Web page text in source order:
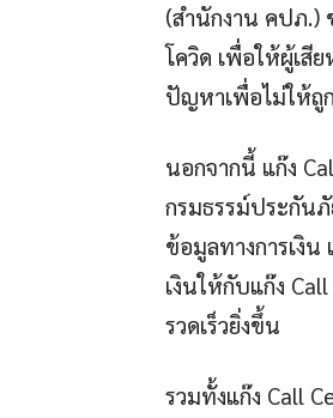
(สำนักงาน คปภ.)
โควิด เพื่อให้ผู้เสี
ปัญหาเพื่อไม่ให้ถูก
นอกจากนี้ แก๊ง
กรมธรรม์ประกันภั
ข้อมูลทางการเงิ
เงินให้กับแก๊ง
รวดเร็วยิ่งขึ้น
รวมทั้งแก๊ง Call